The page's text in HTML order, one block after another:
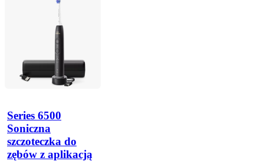
Series 6500
Soniczna
szczoteczka do
zębów z aplikacją